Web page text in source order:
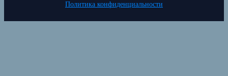
Политика конфиденциальности